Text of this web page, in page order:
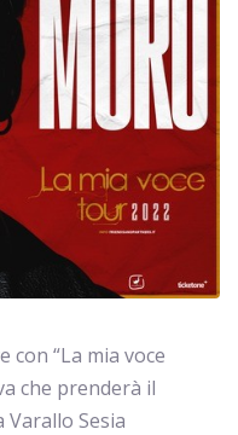
con “La mia voce
che prenderà il
Varallo Sesia